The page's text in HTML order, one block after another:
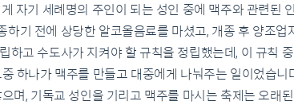
자기 세례명의 주인이 되는 성인 중에 맥주와 관련된
하기 전에 상당한 알코올음료를 마셨고, 개종 후 양조
하고 수도사가 지켜야 할 규칙을 정립했는데, 이 규칙
하나가 맥주를 만들고 대중에게 나눠주는 일이었습
며, 기독교 성인을 기리고 맥주를 마시는 축제는 오래